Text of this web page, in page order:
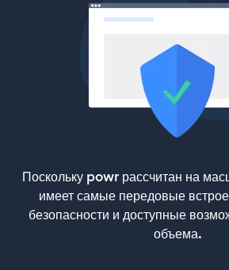
Поскольку powr рассчитан на
имеет самые передовые
безопасности и доступные
объема.